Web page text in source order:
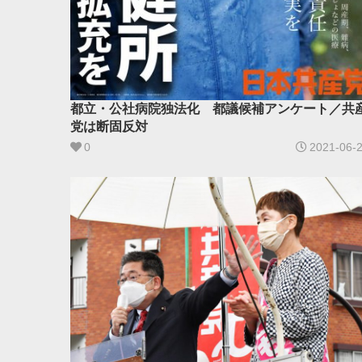
都立・公社病院独法化 都議候補アンケート／共
党は断固反対
0 2021-06-